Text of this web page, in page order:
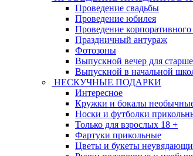
Проведение свадьбы
Проведение юбилея
Проведение корпоративного
Праздничный антураж
Фотозоны
Выпускной вечер для
Выпускной в начальной
НЕСКУЧНЫЕ ПОДАРКИ
Интересное
Кружки и бокалы
Носки и футболки
Только для взрослых 18 +
Фартуки прикольные
Цветы и букеты